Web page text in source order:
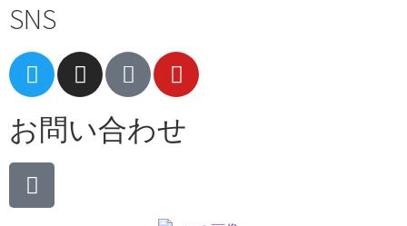
SNS
お問い合わせ